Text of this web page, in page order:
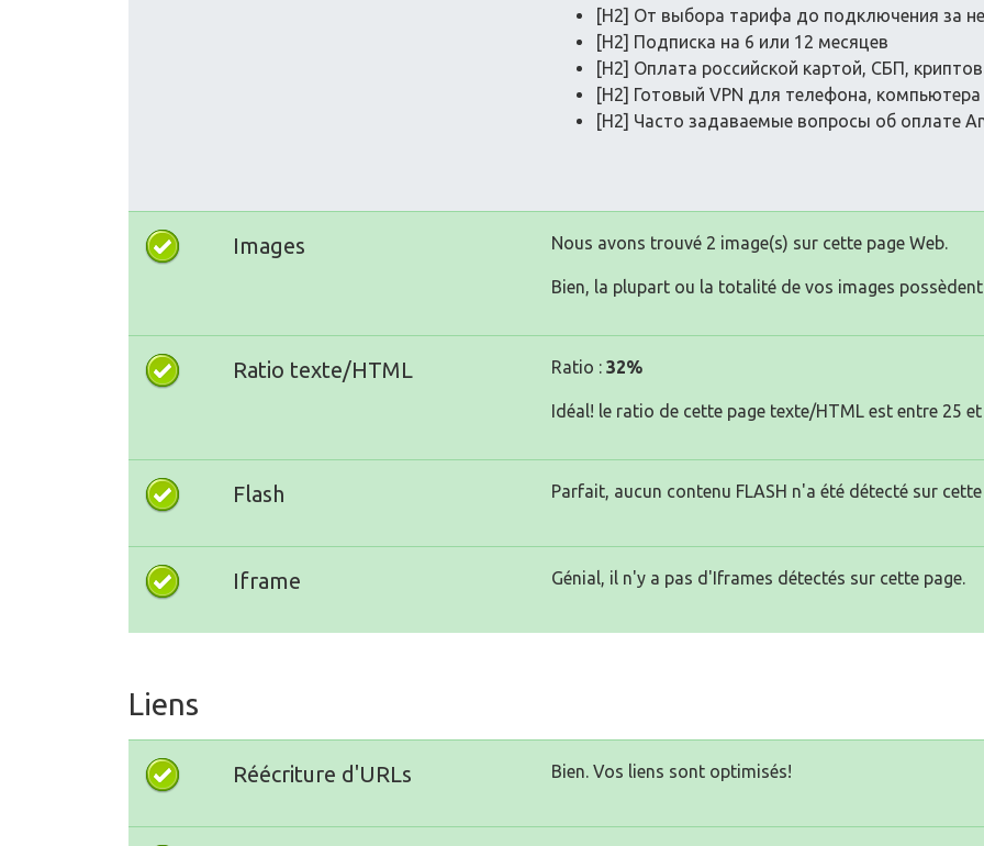
[H2] От выбора тарифа до подключения за
[H2] Подписка на 6 или 12 месяцев
[H2] Оплата российской картой, СБП,
[H2] Готовый VPN для телефона, компьютера
[H2] Часто задаваемые вопросы об оплате
Images Nous avons trouvé 2 image(s) sur cette page Web.
Bien, la plupart ou la totalité de vos images
Ratio texte/HTML Ratio : 32%
Idéal! le ratio de cette page texte/HTML est entre 25
Flash Parfait, aucun contenu FLASH n'a été détecté sur cette
Iframe Génial, il n'y a pas d'Iframes détectés sur cette page.
Liens
Réécriture d'URLs Bien. Vos liens sont optimisés!